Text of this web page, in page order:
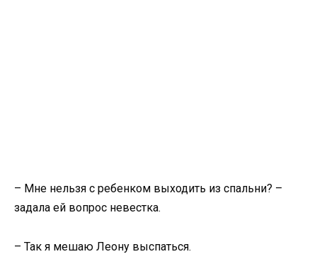
– Мне нельзя с ребенком выходить из спальни? –
задала ей вопрос невестка.
– Так я мешаю Леону выспаться.